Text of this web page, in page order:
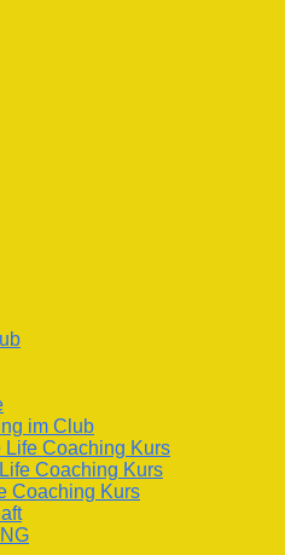
im Club
Life Coaching Kurs
Coaching Kurs
Coaching Kurs